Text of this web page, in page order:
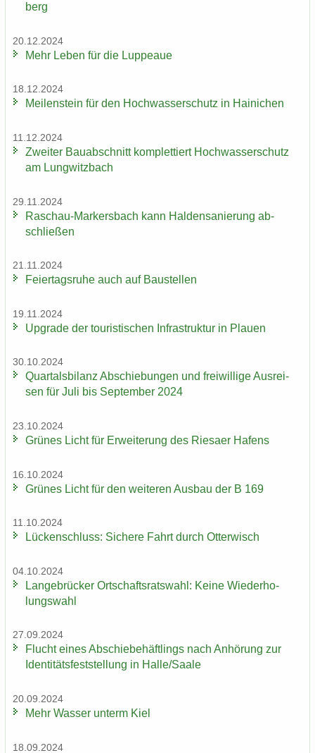
berg
20.12.2024
Mehr Leben für die Lup­peaue
18.12.2024
Mei­len­stein für den Hoch­was­ser­schutz in Hai­ni­chen
11.12.2024
Zwei­ter Bau­ab­schnitt kom­plet­tiert Hoch­was­ser­schutz
am Lung­witz­bach
29.11.2024
Raschau-​Markersbach kann Hal­den­sa­nie­rung ab­
schlie­ßen
21.11.2024
Fei­er­tags­ru­he auch auf Bau­stel­len
19.11.2024
Up­grade der tou­ris­ti­schen In­fra­struk­tur in Plau­en
30.10.2024
Quar­tals­bi­lanz Ab­schie­bun­gen und frei­wil­li­ge Aus­rei­
sen für Juli bis Sep­tem­ber 2024
23.10.2024
Grü­nes Licht für Er­wei­te­rung des Rie­sa­er Ha­fens
16.10.2024
Grü­nes Licht für den wei­te­ren Aus­bau der B 169
11.10.2024
Lü­cken­schluss: Si­che­re Fahrt durch Ot­ter­wisch
04.10.2024
Lan­ge­brü­cker Ort­schafts­rats­wahl: Keine Wie­der­ho­
lungs­wahl
27.09.2024
Flucht eines Ab­schie­be­häft­lings nach An­hö­rung zur
Iden­ti­täts­fest­stel­lung in Halle/Saale
20.09.2024
Mehr Was­ser un­term Kiel
18.09.2024